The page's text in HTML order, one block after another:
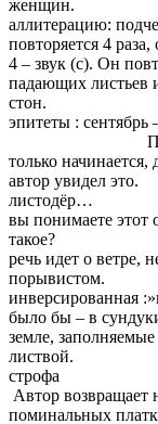
аллитерацию:
повторяется 4
4 – звук (с). Он
падающих листьев
эпитеты : сентябрь
Почему
только
автор
вы понимаете этот
такое?
речь идет о ветре,
порывистом.
инверсированная
было бы – в
земле, заполняемые
Автор возвращает
поминальных